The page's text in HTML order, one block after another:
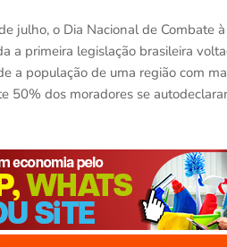
julho, o Dia Nacional de Combate
a primeira legislação brasileira
a população de uma região com
50% dos moradores se